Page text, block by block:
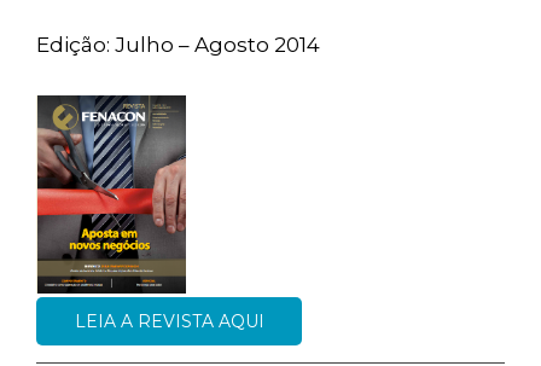
Edição: Julho – Agosto 2014
LEIA A REVISTA AQUI